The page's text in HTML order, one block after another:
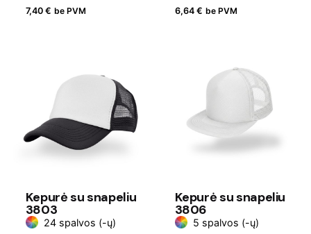
7,40 € be PVM 6,64 € be PVM
Kepurė su snapeliu
3803
24 spalvos (-ų)
Kepurė su snapeliu
3806
5 spalvos (-ų)